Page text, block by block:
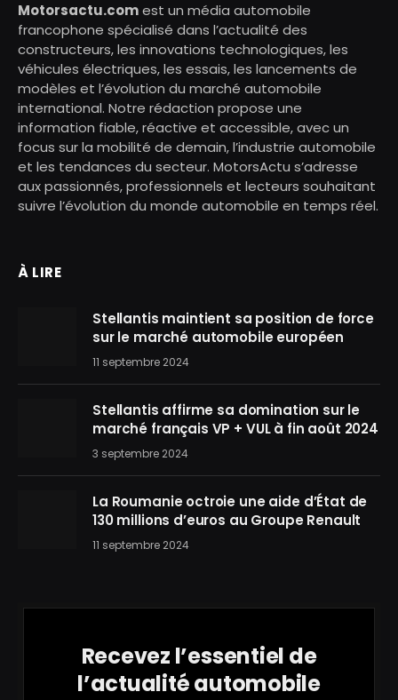
Motorsactu.comest un média automobile
francophone spécialisé dans l’actualité des
constructeurs, les innovations technologiques, les
véhicules électriques, les essais, les lancements de
modèles et l’évolution du marché automobile
international. Notre rédaction propose une
information fiable, réactive et accessible, avec un
focus sur la mobilité de demain, l’industrie automobile
et les tendances du secteur. MotorsActu s’adresse
aux passionnés, professionnels et lecteurs souhaitant
suivre l’évolution du monde automobile en temps réel.
À LIRE
Stellantis maintient sa position de force
sur le marché automobile européen
11 septembre 2024
Stellantis affirme sa domination sur le
marché français VP + VUL à fin août 2024
3 septembre 2024
La Roumanie octroie une aide d’État de
130 millions d’euros au Groupe Renault
11 septembre 2024
Recevez l’essentiel de
l’actualité automobile